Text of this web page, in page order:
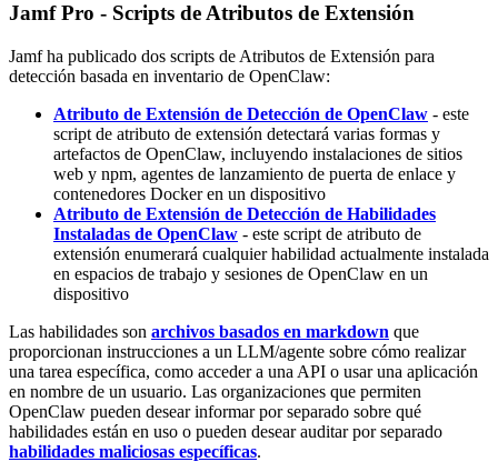
Jamf Pro - Scripts de Atributos de Extensión
Jamf ha publicado dos scripts de Atributos de Extensión para
detección basada en inventario de OpenClaw:
Atributo de Extensión de Detección de OpenClaw - este
script de atributo de extensión detectará varias formas y
artefactos de OpenClaw, incluyendo instalaciones de sitios
web y npm, agentes de lanzamiento de puerta de enlace y
contenedores Docker en un dispositivo
Atributo de Extensión de Detección de Habilidades
Instaladas de OpenClaw - este script de atributo de
extensión enumerará cualquier habilidad actualmente instalada
en espacios de trabajo y sesiones de OpenClaw en un
dispositivo
Las habilidades son archivos basados en markdown que
proporcionan instrucciones a un LLM/agente sobre cómo realizar
una tarea específica, como acceder a una API o usar una aplicación
en nombre de un usuario. Las organizaciones que permiten
OpenClaw pueden desear informar por separado sobre qué
habilidades están en uso o pueden desear auditar por separado
habilidades maliciosas específicas.